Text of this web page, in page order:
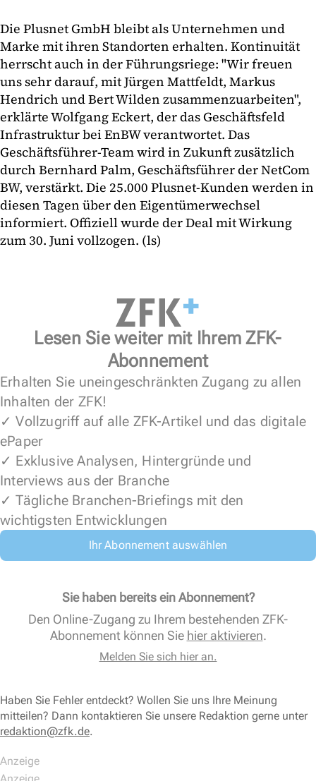
Die Plusnet GmbH bleibt als Unternehmen und
Marke mit ihren Standorten erhalten. Kontinuität
herrscht auch in der Führungsriege: "Wir freuen
uns sehr darauf, mit Jürgen Mattfeldt, Markus
Hendrich und Bert Wilden zusammenzuarbeiten",
erklärte Wolfgang Eckert, der das Geschäftsfeld
Infrastruktur bei EnBW verantwortet. Das
Geschäftsführer-Team wird in Zukunft zusätzlich
durch Bernhard Palm, Geschäftsführer der NetCom
BW, verstärkt. Die 25.000 Plusnet-Kunden werden in
diesen Tagen über den Eigentümerwechsel
informiert. Offiziell wurde der Deal mit Wirkung
zum 30. Juni vollzogen. (ls)
Lesen Sie weiter mit Ihrem ZFK-
Abonnement
Erhalten Sie uneingeschränkten Zugang zu allen
Inhalten der ZFK!
✓ Vollzugriff auf alle ZFK-Artikel und das digitale
ePaper
✓ Exklusive Analysen, Hintergründe und
Interviews aus der Branche
✓ Tägliche Branchen-Briefings mit den
wichtigsten Entwicklungen
Ihr Abonnement auswählen
Sie haben bereits ein Abonnement?
Den Online-Zugang zu Ihrem bestehenden ZFK-
Abonnement können Sie hier aktivieren.
Melden Sie sich hier an.
Haben Sie Fehler entdeckt? Wollen Sie uns Ihre Meinung
mitteilen? Dann kontaktieren Sie unsere Redaktion gerne unter
redaktion@zfk.de.